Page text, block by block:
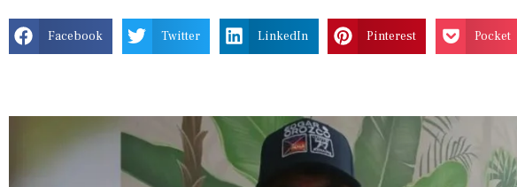
Facebook Twitter LinkedIn Pinterest Pocket